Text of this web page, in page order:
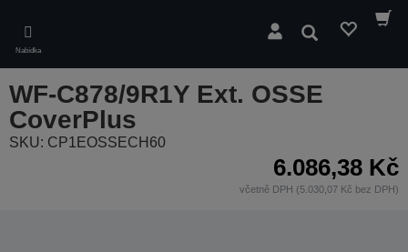
main
content
Nabídka
Hledat
WF-C878/9R1Y Ext. OSSE
CoverPlus
SKU: CP1EOSSECH60
6.086,38 Kč
včetně DPH (5.030,07 Kč bez DPH)